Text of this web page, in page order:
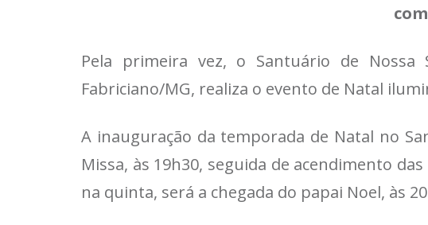
Pela primeira vez, o Santuário de
Fabriciano/MG, realiza o evento de Natal
A inauguração da temporada de Natal no
Missa, às 19h30, seguida de acendimento
na quinta, será a chegada do papai Noel, às